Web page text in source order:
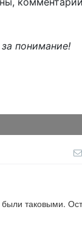
понимание!
таковыми.